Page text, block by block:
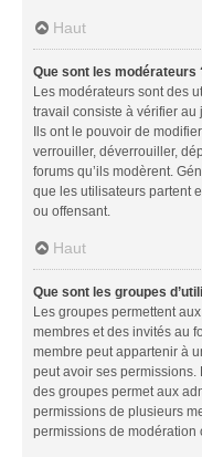
Haut
Que sont les modérateurs
Les modérateurs sont des
travail consiste à vérifier au
Ils ont le pouvoir de
verrouiller, déverrouiller,
forums qu’ils modèrent.
que les utilisateurs partent
ou offensant.
Haut
Que sont les groupes
Les groupes permettent
membres et des invités au
membre peut appartenir à
peut avoir ses permissions.
des groupes permet aux
permissions de plusieurs
permissions de modération